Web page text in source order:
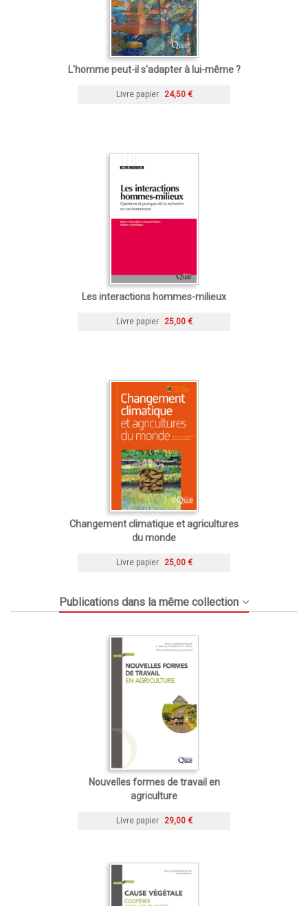
L'homme peut-il s'adapter à lui-même ?
Livre papier 24,50 €
Les interactions hommes-milieux
Livre papier 25,00 €
Changement climatique et agricultures
du monde
Livre papier 25,00 €
Publications dans la même collection
Nouvelles formes de travail en
agriculture
Livre papier 29,00 €